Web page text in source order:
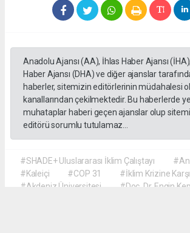
Anadolu Ajansı (AA), İhlas Haber Ajansı
Haber Ajansı (DHA) ve diğer ajanslar
haberler, sitemizin editörlerinin müdahalesi
kanallarından çekilmektedir. Bu haberlerde
muhataplar haberi geçen ajanslar olup
editörü sorumlu tutulamaz...
#SHADE+ Uluslararası İklim Çalıştayı
#Kaleiçi
#COP 31
#İklim Krizine
#Akdeniz Üniversitesi
#Doç. Dr. Engin